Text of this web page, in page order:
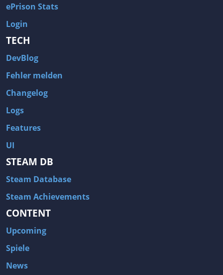
ePrison Stats
Login
TECH
DevBlog
Fehler melden
Changelog
Logs
Features
UI
STEAM DB
Steam Database
Steam Achievements
CONTENT
Upcoming
Spiele
News